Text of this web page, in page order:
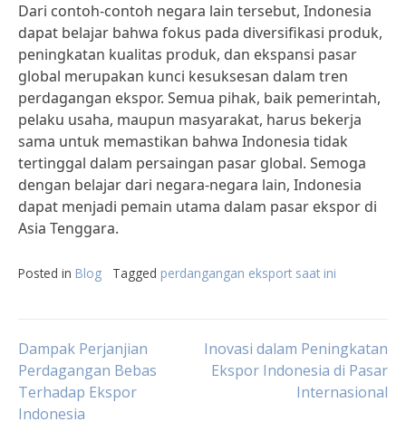
Dari contoh-contoh negara lain tersebut, Indonesia
dapat belajar bahwa fokus pada diversifikasi produk,
peningkatan kualitas produk, dan ekspansi pasar
global merupakan kunci kesuksesan dalam tren
perdagangan ekspor. Semua pihak, baik pemerintah,
pelaku usaha, maupun masyarakat, harus bekerja
sama untuk memastikan bahwa Indonesia tidak
tertinggal dalam persaingan pasar global. Semoga
dengan belajar dari negara-negara lain, Indonesia
dapat menjadi pemain utama dalam pasar ekspor di
Asia Tenggara.
Posted in Blog Tagged perdangangan eksport saat ini
Post
navigation
Dampak Perjanjian
Perdagangan Bebas
Terhadap Ekspor
Indonesia
Inovasi dalam Peningkatan
Ekspor Indonesia di Pasar
Internasional